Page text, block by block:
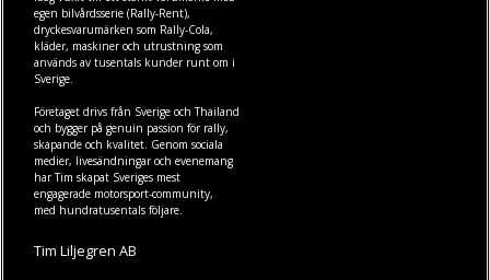
egen bilvårdsserie (Rally-Rent),
dryckesvarumärken som Rally-Cola,
kläder, maskineroch utrustning som
används av tusentals kunder runt om i
Sverige.
Företaget drivs från Sverige och Thailand
och bygger på genuin passion för rally,
skapande och kvalitet. Genom sociala
medier, livesändningar och evenemang
har Tim skapat Sveriges mest
engagerade motorsport-community,
med hundratusentals följare.
Tim Liljegren AB